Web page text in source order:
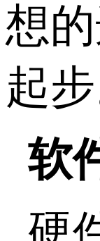
想
起步
软